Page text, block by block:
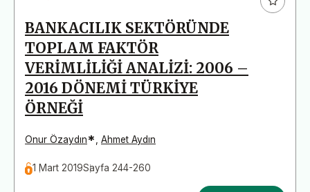
BANKACILIK SEKTÖRÜNDE
TOPLAM FAKTÖR
VERİMLİLİĞİ ANALİZİ: 2006 –
2016 DÖNEMİ TÜRKİYE
ÖRNEĞİ
Onur Özaydın*, Ahmet Aydın
1 Mart 2019Sayfa 244-260